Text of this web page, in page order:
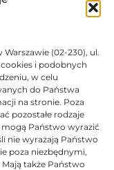
(02-230), ul.
i podobnych
w celu
do Państwa
na stronie. Poza
pozostałe rodzaje
Państwo wyrazić
nie wyrażają Państwo
poza niezbędnymi,
także Państwo